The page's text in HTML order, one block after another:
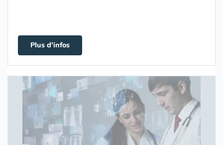
Plus d'infos